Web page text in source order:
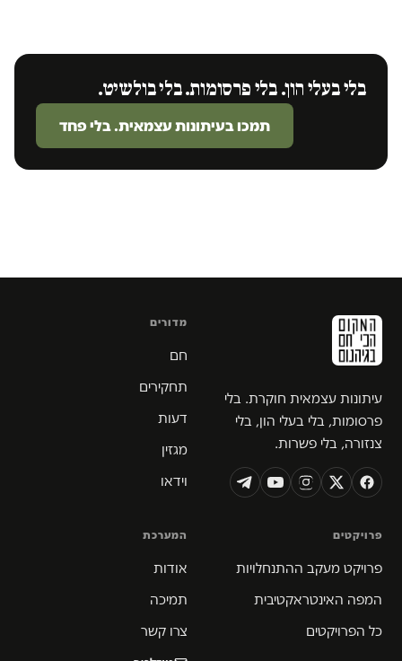
בלי בעלי הון. בלי פרסומות. בלי בולשיט.
תמכו בעיתונות עצמאית. בלי פחד
עיתונות עצמאית חוקרת. בלי
פרסומות, בלי בעלי הון, בלי
צנזורה, בלי פשרות.
מדורים
חם
תחקירים
דעות
מגזין
וידאו
פרויקטים
פרויקט מעקב ההתנחלויות
המפה האינטראקטיבית
כל הפרויקטים
המערכת
אודות
תמיכה
צרו קשר